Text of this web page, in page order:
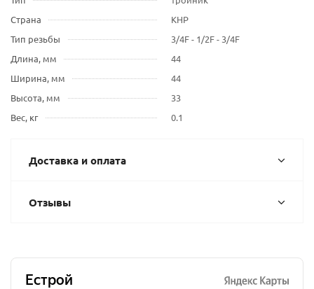
Страна
КНР
Тип резьбы
3/4F - 1/2F - 3/4F
Длина, мм
44
Ширина, мм
44
Высота, мм
33
Вес, кг
0.1
Доставка и оплата
Отзывы